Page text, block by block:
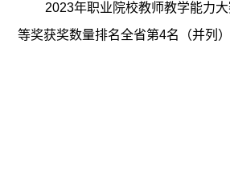
2023年职业院校教师教学能力
等奖获奖数量排名全省第4名（并列